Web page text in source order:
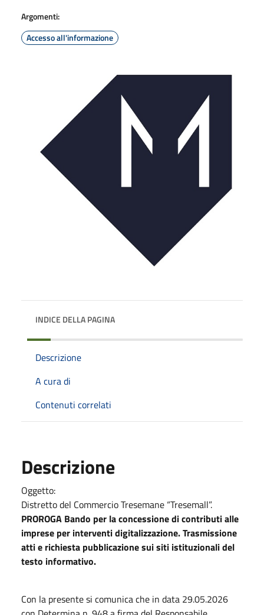
Argomenti:
Accesso all'informazione
INDICE DELLA PAGINA
Descrizione
A cura di
Contenuti correlati
Descrizione
Oggetto:
Distretto del Commercio Tresemane “Tresemall”.
PROROGA Bando per la concessione di contributi alle
imprese per interventi digitalizzazione. Trasmissione
atti e richiesta pubblicazione sui siti istituzionali del
testo informativo.
Con la presente si comunica che in data 29.05.2026